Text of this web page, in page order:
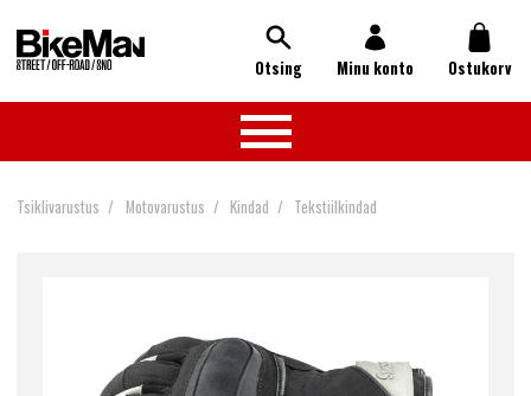
Otsing Minu konto Ostukorv
Tsiklivarustus Motovarustus Kindad Tekstiilkindad